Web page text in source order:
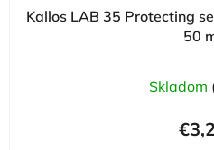
Kallos LAB 35 Protecting
50
Skladom